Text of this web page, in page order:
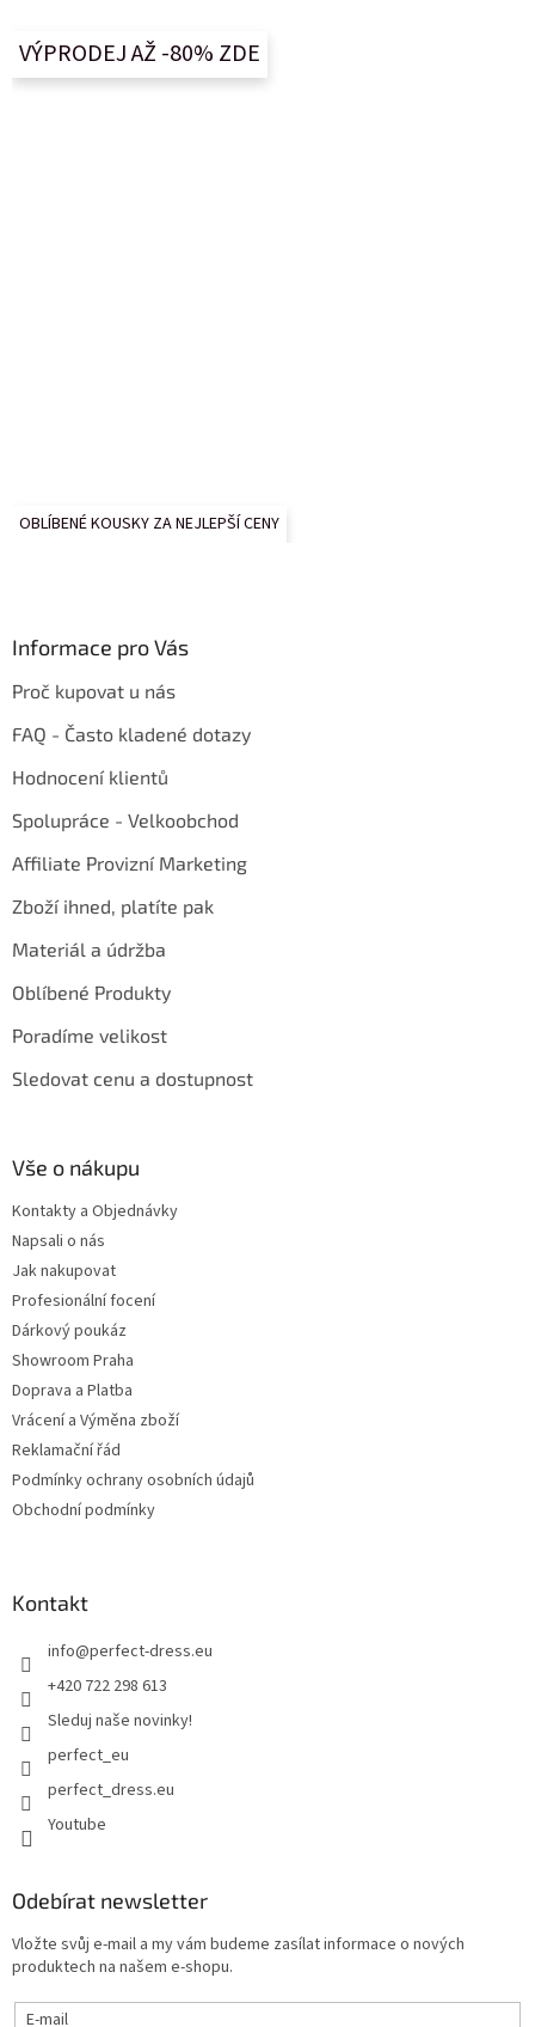
VÝPRODEJ AŽ -80% ZDE
OBLÍBENÉ KOUSKY ZA NEJLEPŠÍ CENY
Informace pro Vás
Proč kupovat u nás
FAQ - Často kladené dotazy
Hodnocení klientů
Spolupráce - Velkoobchod
Affiliate Provizní Marketing
Zboží ihned, platíte pak
Materiál a údržba
Oblíbené Produkty
Poradíme velikost
Sledovat cenu a dostupnost
Vše o nákupu
Kontakty a Objednávky
Napsali o nás
Jak nakupovat
Profesionální focení
Dárkový poukáz
Showroom Praha
Doprava a Platba
Vrácení a Výměna zboží
Reklamační řád
Podmínky ochrany osobních údajů
Obchodní podmínky
Kontakt
info@perfect-dress.eu
+420 722 298 613
Sleduj naše novinky!
perfect_eu
perfect_dress.eu
Youtube
Odebírat newsletter
Vložte svůj e-mail a my vám budeme zasílat informace o nových
produktech na našem e-shopu.
E-mail